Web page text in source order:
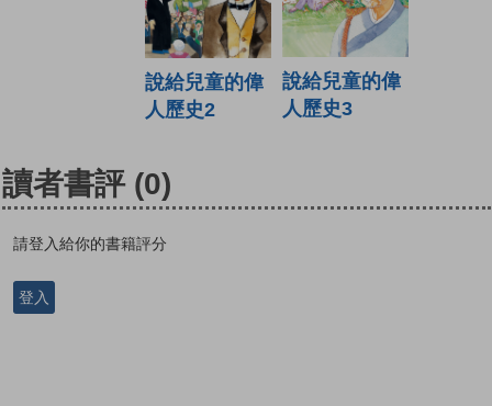
說給兒童的偉
人歷史2
說給兒童的偉
人歷史3
讀者書評 (0)
請登入給你的書籍評分
登入